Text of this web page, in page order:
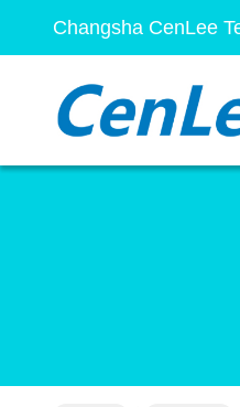
Changsha CenLee